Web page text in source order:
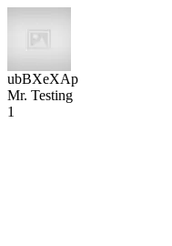
ubBXeXAp
Mr. Testing
1